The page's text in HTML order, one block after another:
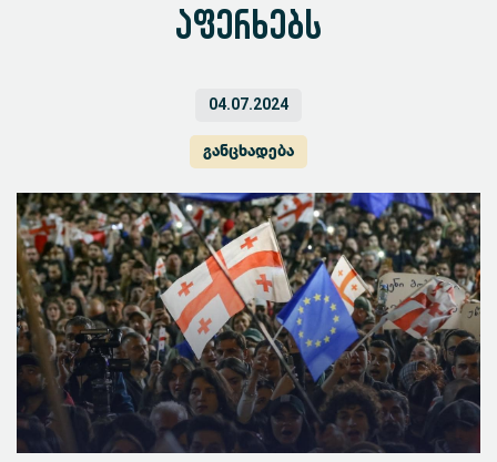
აფერხებს
04.07.2024
განცხადება